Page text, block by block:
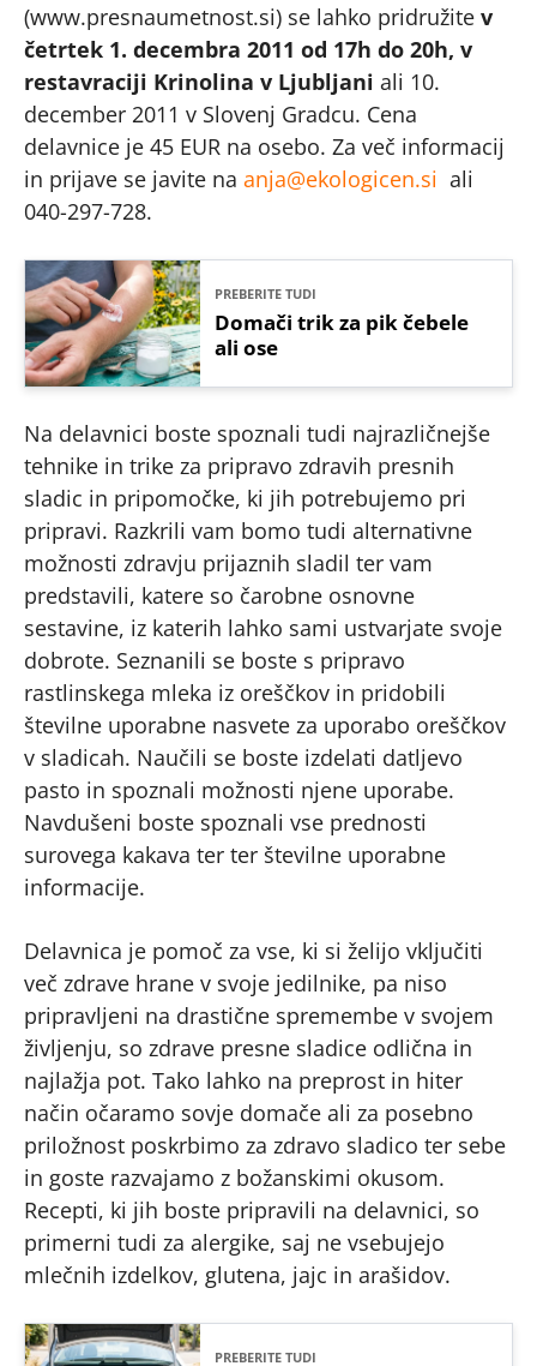
(www.presnaumetnost.si) se lahko pridružite v
četrtek 1. decembra 2011 od 17h do 20h, v
restavraciji Krinolina v Ljubljani ali 10.
december 2011 v Slovenj Gradcu. Cena
delavnice je 45 EUR na osebo. Za več informacij
in prijave se javite na anja@ekologicen.si ali
040-297-728.
PREBERITE TUDI
Domači trik za pik čebele
ali ose
Na delavnici boste spoznali tudi najrazličnejše
tehnike in trike za pripravo zdravih presnih
sladic in pripomočke, ki jih potrebujemo pri
pripravi. Razkrili vam bomo tudi alternativne
možnosti zdravju prijaznih sladil ter vam
predstavili, katere so čarobne osnovne
sestavine, iz katerih lahko sami ustvarjate svoje
dobrote. Seznanili se boste s pripravo
rastlinskega mleka iz oreščkov in pridobili
številne uporabne nasvete za uporabo oreščkov
v sladicah. Naučili se boste izdelati datljevo
pasto in spoznali možnosti njene uporabe.
Navdušeni boste spoznali vse prednosti
surovega kakava ter ter številne uporabne
informacije.
Delavnica je pomoč za vse, ki si želijo vključiti
več zdrave hrane v svoje jedilnike, pa niso
pripravljeni na drastične spremembe v svojem
življenju, so zdrave presne sladice odlična in
najlažja pot. Tako lahko na preprost in hiter
način očaramo sovje domače ali za posebno
priložnost poskrbimo za zdravo sladico ter sebe
in goste razvajamo z božanskimi okusom.
Recepti, ki jih boste pripravili na delavnici, so
primerni tudi za alergike, saj ne vsebujejo
mlečnih izdelkov, glutena, jajc in arašidov.
PREBERITE TUDI